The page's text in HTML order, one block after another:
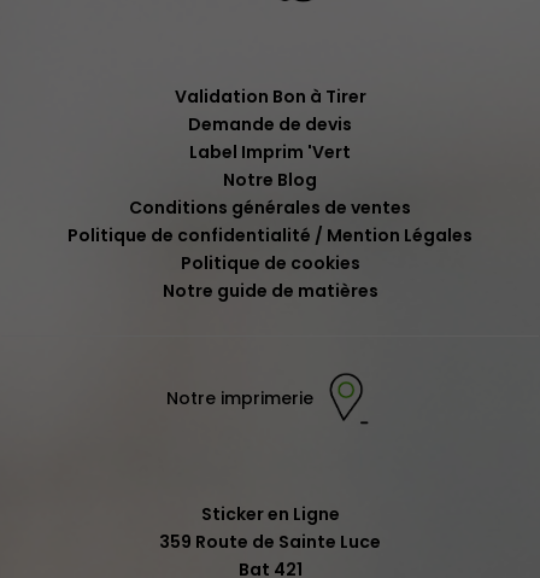
Validation Bon à Tirer
Demande de devis
Label Imprim 'Vert
Notre Blog
Conditions générales de ventes
Politique de confidentialité / Mention Légales
Politique de cookies
Notre guide de matières
Notre imprimerie
Sticker en Ligne
359 Route de Sainte Luce
Bat 421